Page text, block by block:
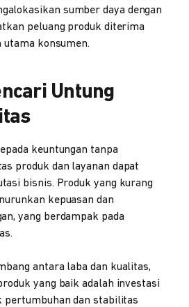
sumber daya dengan
peluang produk diterima
konsumen.
Untung
keuntungan tanpa
produk dan layanan dapat
bisnis. Produk yang kurang
kepuasan dan
yang berdampak pada
antara laba dan kualitas,
yang baik adalah investasi
pertumbuhan dan stabilitas